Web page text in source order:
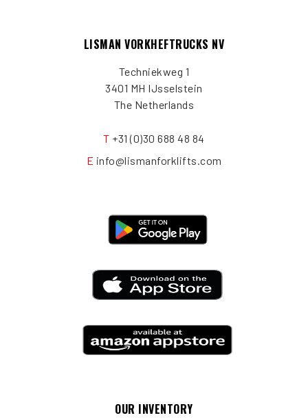
LISMAN VORKHEFTRUCKS NV
Techniekweg 1
3401 MH IJsselstein
The Netherlands
T +31 (0)30 688 48 84
E info@lismanforklifts.com
OUR INVENTORY